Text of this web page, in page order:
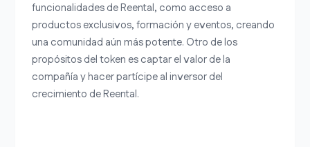
funcionalidades de Reental, como acceso a
productos exclusivos, formación y eventos, creando
una comunidad aún más potente. Otro de los
propósitos del token es captar el valor de la
compañía y hacer partícipe al inversor del
crecimiento de Reental.